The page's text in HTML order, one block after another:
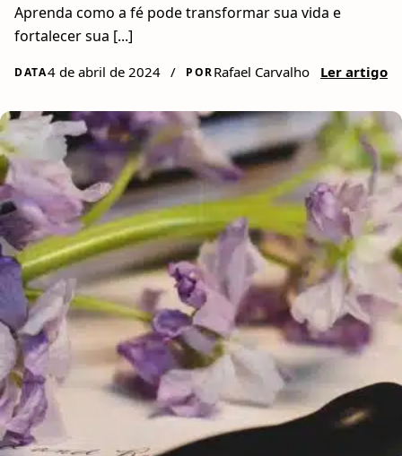
Aprenda como a fé pode transformar sua vida e
fortalecer sua [...]
DATA4 de abril de 2024 / PORRafael Carvalho Ler artigo